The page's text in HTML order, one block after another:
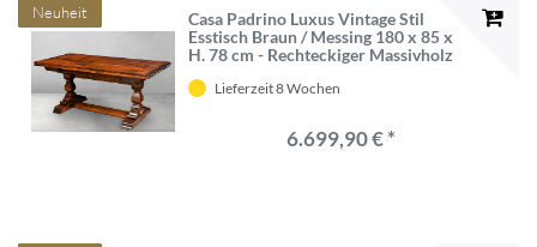
Neuheit
Casa Padrino Luxus Vintage Stil
Esstisch Braun / Messing 180 x 85 x
H. 78 cm - Rechteckiger Massivholz
Tischplatte - Esszimmer Möbel -
Lieferzeit 8 Wochen
6.699,90 € *